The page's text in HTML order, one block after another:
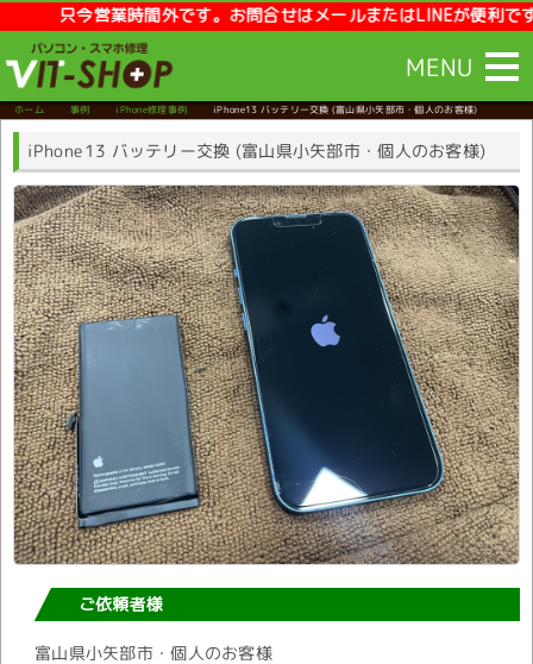
今営業時間外です。お問合せはメールまたはLINEが便利です。【
MENU
ホーム 事例 iPhone修理事例 iPhone13 バッテリー交換 (富山県小矢部市・個人のお客様)
iPhone13 バッテリー交換 (富山県小矢部市・個人のお客様)
ご依頼者様
富山県小矢部市・個人のお客様